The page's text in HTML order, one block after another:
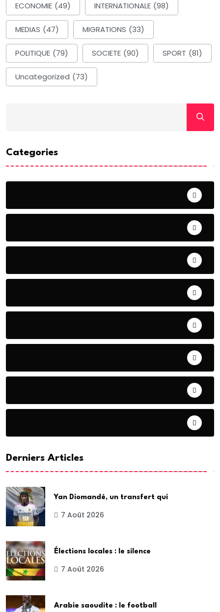
ECONOMIE (49) INTERNATIONALE (98)
MEDIAS (47) MIGRATIONS (33)
POLITIQUE (79) SOCIETE (90) SPORT (81)
Uncategorized (73)
Categories
Derniers Articles
Yan Diomandé, un transfert qui
7 Août 2026
Élections locales : le silence
7 Août 2026
Arabie saoudite : le football